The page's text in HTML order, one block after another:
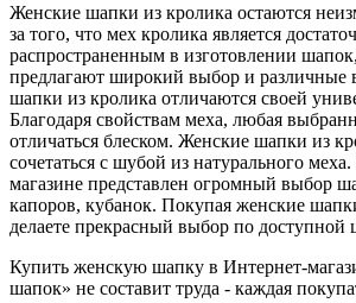
Женские шапки из кролика остаются
за того, что мех кролика является
распространенным в изготовлении
предлагают широкий выбор и различные
шапки из кролика отличаются своей
Благодаря свойствам меха, любая
отличаться блеском. Женские шапки из
сочетаться с шубой из натурального
магазине представлен огромный выбор
капоров, кубанок. Покупая женские
делаете прекрасный выбор по доступной
Купить женскую шапку в Интернет-
шапок» не составит труда - каждая